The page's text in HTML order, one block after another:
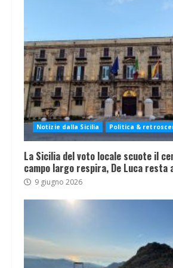
Notizie dalla Sicilia Politica &
La Sicilia del voto locale scuote il
campo largo respira, De Luca resta
9 giugno 2026